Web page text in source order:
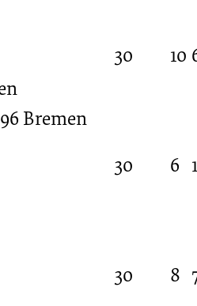
30
10
Bremen
30
6
30
8